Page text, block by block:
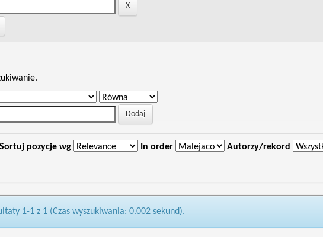
Sortuj pozycje wg In order Autorzy/rekord
1-1 z 1 (Czas wyszukiwania: 0.002 sekund).